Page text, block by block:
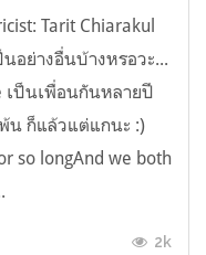
Tarit Chiarakul
อย่างอื่นบ้างหรอวะ...
เป็นเพื่อนกันหลายปี
น ก็แล้วแต่แกนะ :)
so longAnd we both
2k